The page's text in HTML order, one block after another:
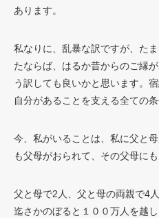
あります。
私なりに、乱暴な訳ですが、た
たならば、はるか昔からのご縁
う訳しても良いかと思います。
自分があることを支える全ての条
今、私がいることは、私に父と
も父母がおられて、その父母に
父と母で2人、父と母の両親で4
迄さかのぼると１００万人を越